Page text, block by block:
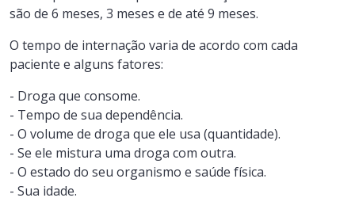
são de 6 meses, 3 meses e de até 9 meses.
O tempo de internação varia de acordo com cada
paciente e alguns fatores:
- Droga que consome.
- Tempo de sua dependência.
- O volume de droga que ele usa (quantidade).
- Se ele mistura uma droga com outra.
- O estado do seu organismo e saúde física.
- Sua idade.